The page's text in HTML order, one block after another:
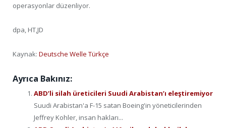
operasyonlar düzenliyor.
dpa, HT,JD
Kaynak: Deutsche Welle Türkçe
Ayrıca Bakınız:
ABD’li silah üreticileri Suudi Arabistan’ı eleştiremiyor
Suudi Arabistan'a F-15 satan Boeing'in yöneticilerinden
Jeffrey Kohler, insan hakları...